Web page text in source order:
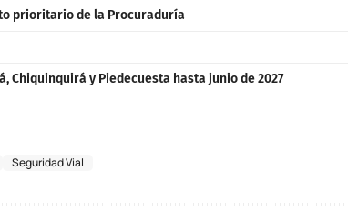
prioritario de la Procuraduría
Chiquinquirá y Piedecuesta hasta junio de 2027
Seguridad Vial